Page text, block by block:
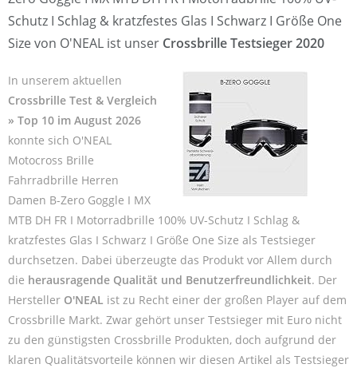
Schutz I Schlag & kratzfestes Glas I Schwarz I Größe One
Size von O'NEAL ist unser Crossbrille Testsieger 2020
In unserem aktuellen
Crossbrille Test & Vergleich
» Top 10 im August 2026
konnte sich O'NEAL
Motocross Brille
Fahrradbrille Herren
Damen B-Zero Goggle I MX
MTB DH FR I Motorradbrille 100% UV-Schutz I Schlag &
kratzfestes Glas I Schwarz I Größe One Size als Testsieger
durchsetzen. Dabei überzeugte das Produkt vor Allem durch
die herausragende Qualität und Benutzerfreundlichkeit. Der
Hersteller O'NEAL ist zu Recht einer der großen Player auf dem
Crossbrille Markt. Zwar gehört unser Testsieger mit Euro nicht
zu den günstigsten Crossbrille Produkten, doch aufgrund der
klaren Qualitätsvorteile können wir diesen Artikel als Testsieger